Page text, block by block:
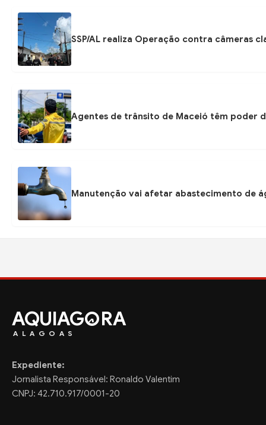
SSP/AL realiza Operação contra câmeras
Agentes de trânsito de Maceió têm poder
Manutenção vai afetar abastecimento de
AQUIAG RA
ALAGOAS
Expediente:
Jornalista Responsável: Ronaldo Valentim
CNPJ: 42.710.917/0001-20